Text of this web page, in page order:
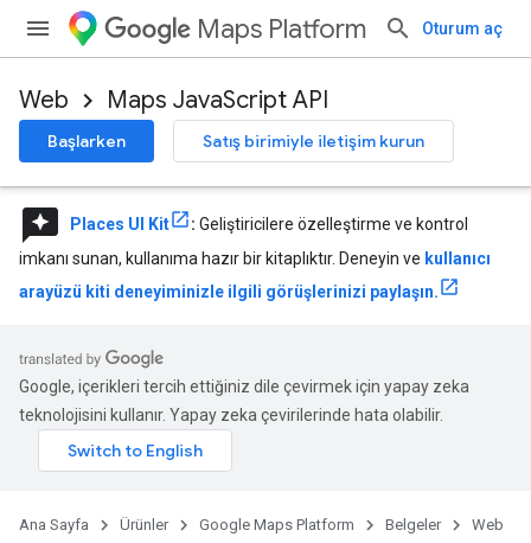
Maps Platform Oturum aç
Web Maps JavaScript API
Başlarken Satış birimiyle iletişim kurun
reviews Places UI Kit : Geliştiricilere özelleştirme ve kontrol
imkanı sunan, kullanıma hazır bir kitaplıktır. Deneyin ve kullanıcı
arayüzü kiti deneyiminizle ilgili görüşlerinizi paylaşın.
Google, içerikleri tercih ettiğiniz dile çevirmek için yapay zeka
teknolojisini kullanır. Yapay zeka çevirilerinde hata olabilir.
Ana Sayfa Ürünler Google Maps Platform Belgeler
Web